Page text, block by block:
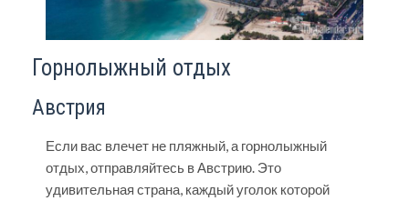
Горнолыжный отдых
Австрия
Если вас влечет не пляжный, а горнолыжный
отдых, отправляйтесь вАвстрию. Это
удивительная страна, каждый уголок которой